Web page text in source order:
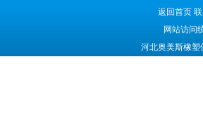
返回首页
网站访问
河北奥美斯橡塑